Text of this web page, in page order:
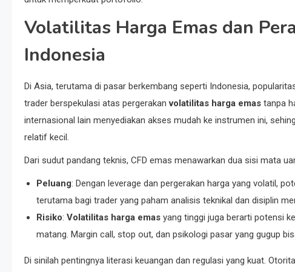
Volatilitas Harga Emas dan
Indonesia
Di Asia, terutama di pasar berkembang seperti Indonesia,
trader berspekulasi atas pergerakanvolatilitas harga emas tanpa
internasional lain menyediakan akses mudah ke instrumen ini,
relatif kecil.
Dari sudut pandang teknis, CFD emas menawarkan dua sisi mata
Peluang: Dengan leverage dan pergerakan harga yang volatil,
terutama bagi trader yang paham analisis teknikal dan disiplin
Risiko: Volatilitas harga emas yang tinggi juga berarti potensi
matang. Margin call, stop out, dan psikologi pasar yang gugup
Di sinilah pentingnya literasi keuangan dan regulasi yang kuat.